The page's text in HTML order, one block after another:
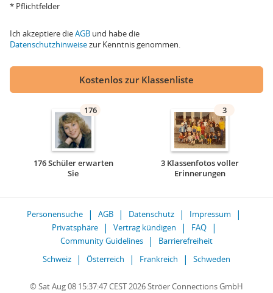
* Pflichtfelder
Ich akzeptiere dieAGB und habe die
Datenschutzhinweisezur Kenntnis genommen.
Kostenlos zur Klassenliste
176
176 Schüler erwarten
Sie
3
3 Klassenfotos voller
Erinnerungen
Personensuche AGB Datenschutz
Impressum
Privatsphäre
Vertrag kündigen
FAQ
Community Guidelines
Barrierefreiheit
Schweiz
Österreich Frankreich Schweden
© Sat Aug 08 15:37:47 CEST 2026 Ströer Connections GmbH